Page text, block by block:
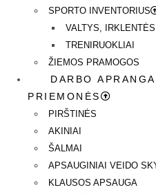
SPORTO INVENTORIUS
VALTYS,
TRENIRUOKLIAI
ŽIEMOS PRAMOGOS
DARBO
PRIEMONĖS
PIRŠTINĖS
AKINIAI
ŠALMAI
APSAUGINIAI VEIDO
KLAUSOS APSAUGA